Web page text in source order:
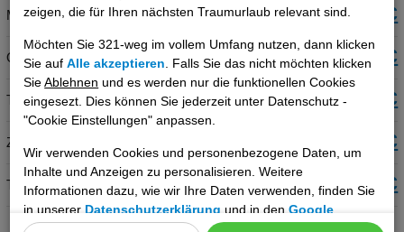
zeigen, die für Ihren nächsten Traumurlaub relevant sind.
Möchten Sie 321-weg im vollem Umfang nutzen, dann klicken
Sie aufAlle akzeptieren . Falls Sie das nicht möchten klicken
SieAblehnen und es werden nur die funktionellen Cookies
eingesezt. Dies können Sie jederzeit unter Datenschutz -
"Cookie Einstellungen" anpassen.
Wir verwenden Cookies und personenbezogene Daten, um
Inhalte und Anzeigen zu personalisieren. Weitere
Informationen dazu, wie wir Ihre Daten verwenden, finden Sie
in unsererDatenschutzerklärung und in denGoogle
Datenschutz- und Nutzungsbedingungen
Monastir & Umgebung ab 477 €
Oase Zarzis ab 485 €
Tunis & Umgebung ab 546 €
Zentraltunesien 568 €
Tunesien - weitere Angebote ab 985 €